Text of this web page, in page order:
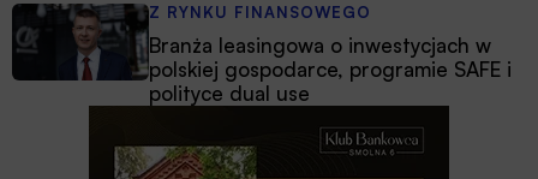
Z RYNKU FINANSOWEGO
Branża leasingowa o inwestycjach w
polskiej gospodarce, programie SAFE i
polityce dual use